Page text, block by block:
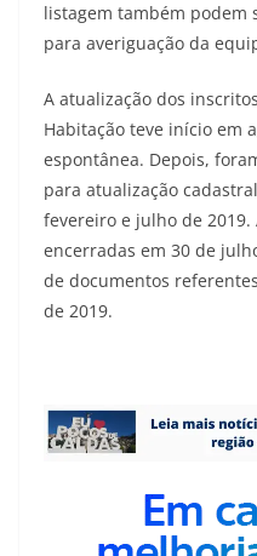
listagem também podem
para averiguação da
A atualização dos
Habitação teve início em
espontânea. Depois,
para atualização
fevereiro e julho de
encerradas em 30 de
de documentos
de 2019.